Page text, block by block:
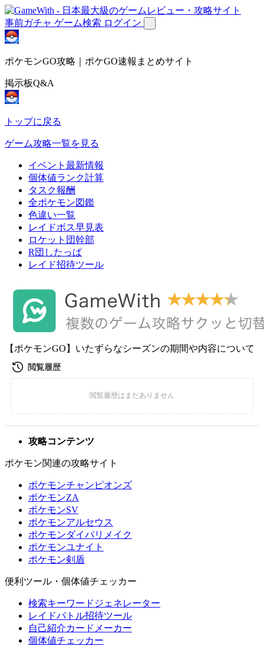
事前ガチャ ゲーム検索 ログイン
ポケモンGO攻略｜ポケGO速報まとめサイト
掲示板Q&A
トップに戻る
ゲーム攻略一覧を見る
イベント最新情報
個体値ランク計算
タスク報酬
全ポケモン図鑑
色違い一覧
レイドボス早見表
ロケット団幹部
R団したっぱ
レイド招待ツール
【ポケモンGO】いたずらなシーズンの期間や内容について
攻略コンテンツ
ポケモン関連の攻略サイト
ポケモンチャンピオンズ
ポケモンZA
ポケモンSV
ポケモンアルセウス
ポケモンダイパリメイク
ポケモンユナイト
ポケモン剣盾
便利ツール・個体値チェッカー
検索キーワードジェネレーター
レイドバトル招待ツール
自己紹介カードメーカー
個体値チェッカー